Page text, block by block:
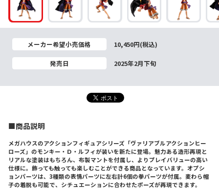
メーカー希望小売価格 10,450円(税込)
発売日 2025年2月下旬
■商品説明
メガハウスのアクションフィギュアシリーズ「ヴァリアブルアクションヒー
ローズ」のモンキー・Ｄ・ルフィが装いを新たに登場。魅力ある造形再現と
リアルな塗装はもちろん、布製マントを付属し、よりプレイバリューの高い
仕様に。飾っても触っても楽しむことができる商品となっています。オプシ
ョンパーツは、3種類の表情パーツに左右計6個の拳パーツが付属。麦わら帽
子の着脱も可能で、シチュエーションに合わせたポーズが再現できます。